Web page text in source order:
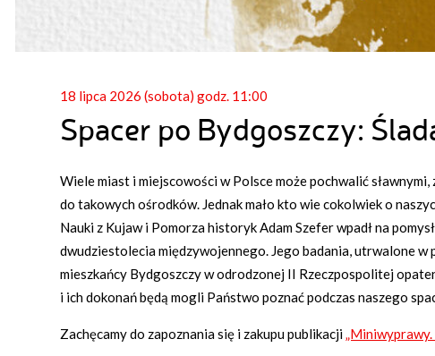
18 lipca 2026 (sobota) godz. 11:00
Spacer po Bydgoszczy:
Wiele miast i miejscowości w Polsce może pochwalić
do takowych ośrodków. Jednak mało kto wie cokolwiek o
Nauki z Kujaw i Pomorza historyk Adam Szefer wpadł na
dwudziestolecia międzywojennego. Jego badania, utrwalone w
mieszkańcy Bydgoszczy w odrodzonej II Rzeczpospolitej
i ich dokonań będą mogli Państwo poznać podczas naszego
Zachęcamy do zapoznania się i zakupu publikacji